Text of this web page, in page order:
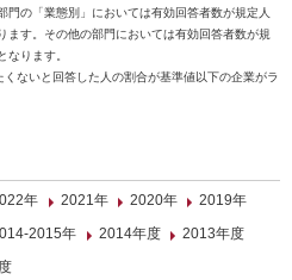
の「業態別」においては有効回答者数が規定人
ます。その他の部門においては有効回答者数が規
なります。
ないと回答した人の割合が基準値以下の企業がラ
年 2021年 2020年
2019年
2015年 2014年度
2013年度